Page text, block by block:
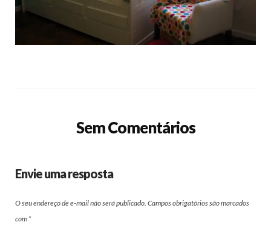
Sem Comentários
Envie uma resposta
O seu endereço de e-mail não será publicado. Campos obrigatórios são marcados
com *